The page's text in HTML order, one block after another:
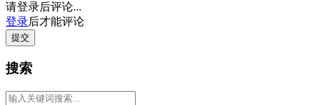
请登录后评论...
登录后才能评论
提交
搜索